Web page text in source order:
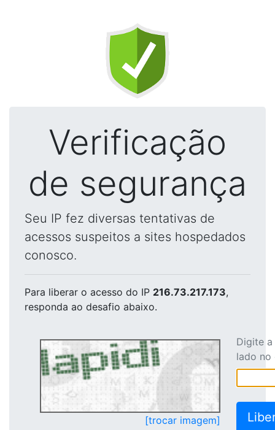
Verificação
de segurança
Seu IP fez diversas tentativas de
acessos suspeitos a sites hospedados
conosco.
Para liberar o acesso do IP 216.73.217.173,
responda ao desafio abaixo.
[trocar imagem]
Digite
lado no